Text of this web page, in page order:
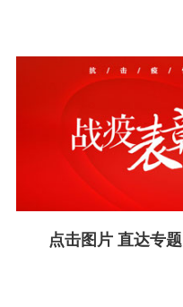
点击图片 直达专题